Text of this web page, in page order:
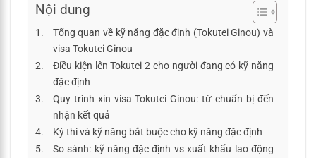
Nội dung
Tổng quan về kỹ năng đặc định (Tokutei Ginou) và
visa Tokutei Ginou
Điều kiện lên Tokutei 2 cho người đang có kỹ năng
đặc định
Quy trình xin visa Tokutei Ginou: từ chuẩn bị đến
nhận kết quả
Kỳ thi và kỹ năng bắt buộc cho kỹ năng đặc định
So sánh: kỹ năng đặc định vs xuất khẩu lao động